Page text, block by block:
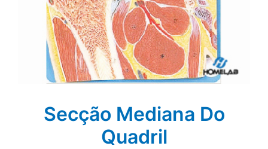
Secção Mediana Do
Quadril